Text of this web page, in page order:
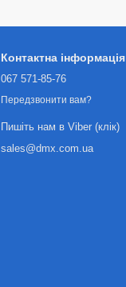
Контактна інформація
067 571-85-76
Передзвонити вам?
Пишіть нам в Viber (клік)
sales@dmx.com.ua